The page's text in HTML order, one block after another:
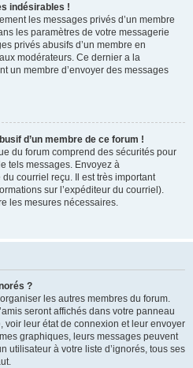
indésirables !
les messages privés d’un membre
les paramètres de votre messagerie
privés abusifs d’un membre en
modérateurs. Ce dernier a la
un membre d’envoyer des messages
d’un membre de ce forum !
du forum comprend des sécurités pour
tels messages. Envoyez à
courriel reçu. Il est très important
sur l’expéditeur du courriel).
les mesures nécessaires.
?
les autres membres du forum.
seront affichés dans votre panneau
voir leur état de connexion et leur envoyer
graphiques, leurs messages peuvent
utilisateur à votre liste d’ignorés, tous ses